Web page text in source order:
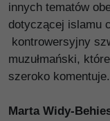
innych tematów
dotyczącej islamu
kontrowersyjny
muzułmański,
szeroko komentuje.
Marta Widy-